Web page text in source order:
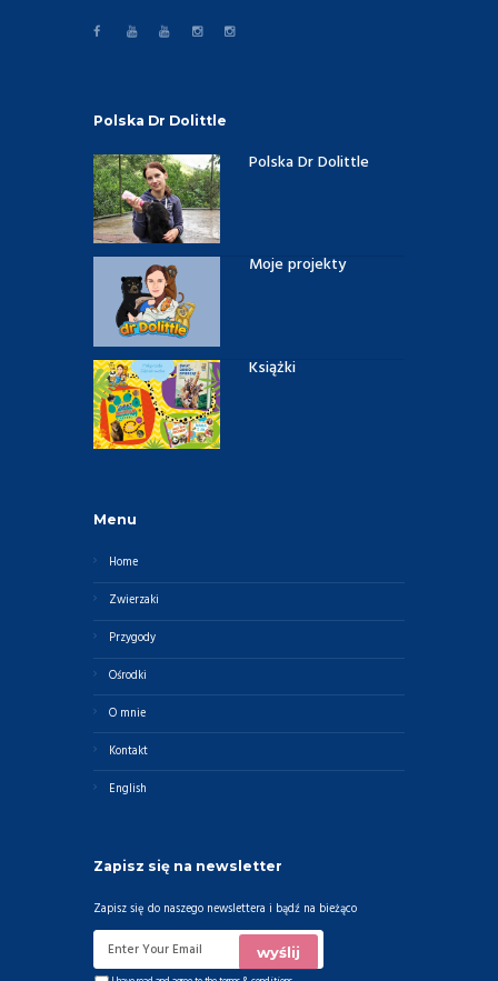
Polska Dr Dolittle
Polska Dr Dolittle
Moje projekty
Książki
Menu
Home
Zwierzaki
Przygody
Ośrodki
O mnie
Kontakt
English
Zapisz się na newsletter
Zapisz się do naszego newslettera i bądź na bieżąco